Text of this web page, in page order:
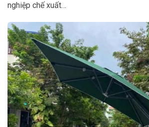
nghiệp chế xuất…